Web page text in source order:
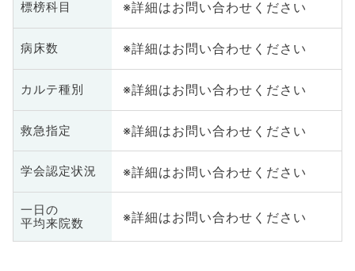
標榜科目 ※詳細はお問い合わせください
病床数 ※詳細はお問い合わせください
カルテ種別 ※詳細はお問い合わせください
救急指定 ※詳細はお問い合わせください
学会認定状況 ※詳細はお問い合わせください
一日の
平均来院数
※詳細はお問い合わせください